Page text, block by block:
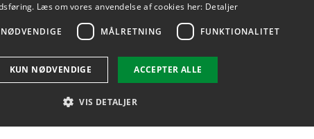
Læs om vores anvendelse af cookies her: Detaljer
MÅLRETNING FUNKTIONALITET
ACCEPTER ALLE
KUN NØDVENDIGE
VIS DETALJER